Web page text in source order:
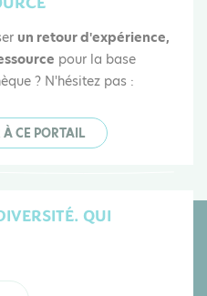
un retour d'expérience,
pour la base
? N'hésitez pas :
CE PORTAIL
QUI